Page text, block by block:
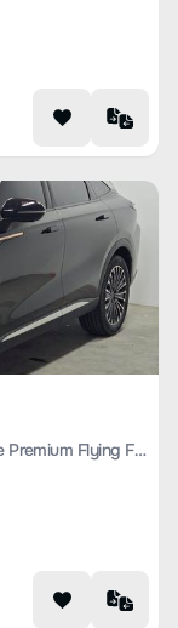
Xingtu Yaoguang 2023 400T Two-wheel drive Premium Flying Fish Version